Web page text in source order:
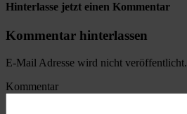
Hinterlasse jetzt einen Kommentar
Kommentar hinterlassen
E-Mail Adresse wird nicht veröffentlicht.
Kommentar